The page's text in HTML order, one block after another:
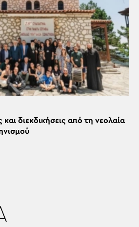
διεκδικήσεις από τη νεολαία